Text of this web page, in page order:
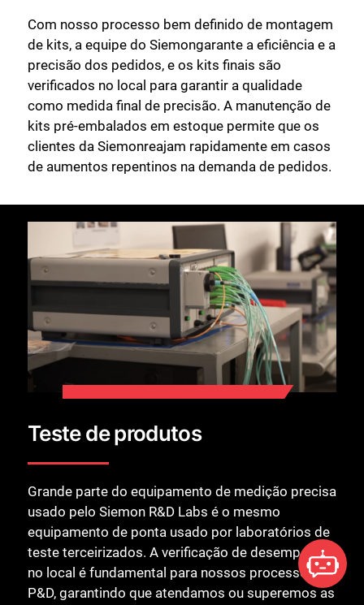
Com nosso processo bem definido de montagem
de kits, a equipe do Siemongarante a eficiência e a
precisão dos pedidos, e os kits finais são
verificados no local para garantir a qualidade
como medida final de precisão. A manutenção de
kits pré-embalados em estoque permite que os
clientes da Siemonreajam rapidamente em casos
de aumentos repentinos na demanda de pedidos.
Teste de produtos
Grande parte do equipamento de medição precisa
usado pelo Siemon R&D Labs é o mesmo
equipamento de ponta usado por laboratórios de
teste terceirizados. A verificação de desempenho
no local é fundamental para nossos processos de
P&D, garantindo que atendamos ou superemos as